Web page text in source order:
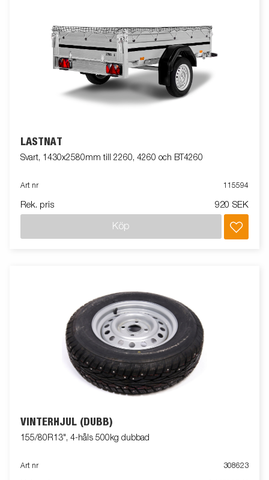
LASTNÄT
Svart, 1430x2580mm till 2260, 4260 och BT4260
Art nr 115594
Rek. pris 920 SEK
Köp
VINTERHJUL (DUBB)
155/80R13", 4-håls 500kg dubbad
Art nr 308623